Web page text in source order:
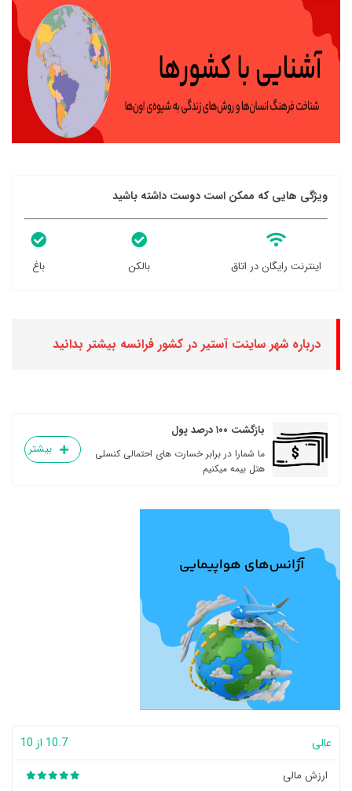
ویژگی هایی که ممکن است دوست داشته باشید
اینترنت رایگان در اتاق بالکن باغ
درباره شهر ساینت آستیر در کشور فرانسه بیشتر بدانید
بازگشت ۱۰۰ درصد پول
ما شمارا در برابر خسارت های احتمالی کنسلی
هتل بیمه میکنیم
بیشتر
عالی 10.7 از 10
ارزش مالی